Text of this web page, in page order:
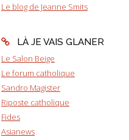
Le blog de Jeanne Smits
LÀ JE VAIS GLANER
Le Salon Beige
Le forum catholique
Sandro Magister
Riposte catholique
Fides
Asianews